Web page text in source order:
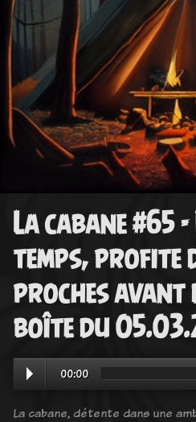
La cabane #65
temps, profite
proches avant
boîte du
00:00
La cabane, détente dans une